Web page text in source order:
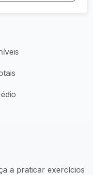
a praticar exercícios